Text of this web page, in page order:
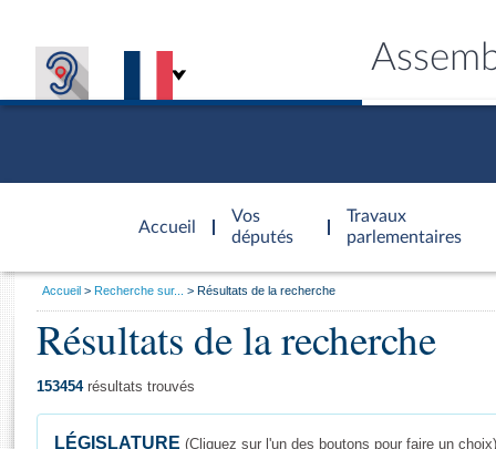
Accueil
d'accueil
Vos
députés
Travaux
parlementaires
Général
Vous
Accueil Recherche sur... Résultats de la recherche
Résultats de la recherche
153454résultats trouvés
LÉGISLATURE (Cliquez sur l'un des boutons pour faire un choix)